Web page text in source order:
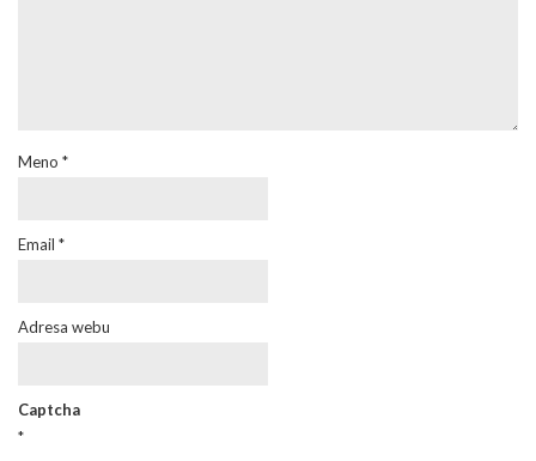
Meno *
Email *
Adresa webu
Captcha
*